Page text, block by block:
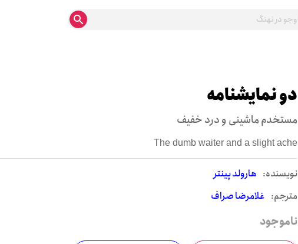
دو نمایشنامه
مستخدم ماشینی و درد خفیف
The dumb waiter and a slight ache
نويسنده: هارولد پینتر
مترجم: غلامرضا صراف
ناموجود